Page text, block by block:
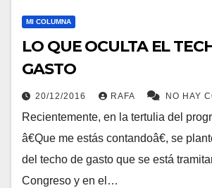
MI COLUMNA
LO QUE OCULTA EL
GASTO
20/12/2016 RAFA NO HAY
Recientemente, en la tertulia del
â€Que me estás contandoâ€, se
del techo de gasto que se está
Congreso y en el…